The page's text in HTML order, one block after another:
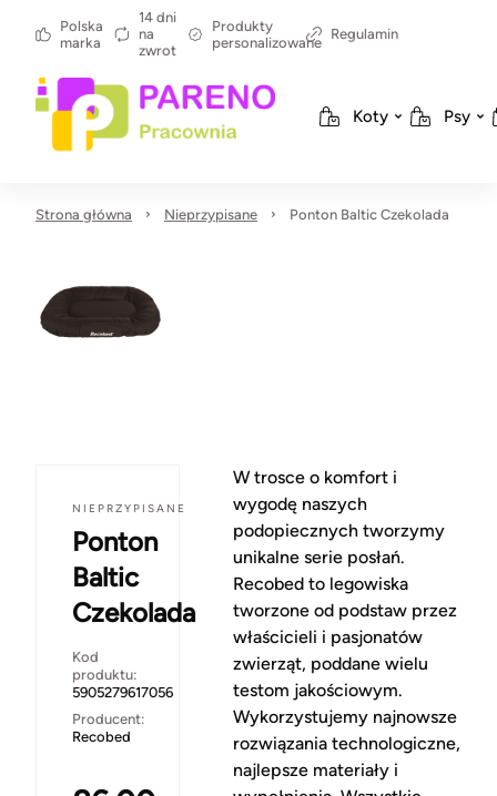
Polska
marka
14 dni
na
zwrot
Produkty
personalizowane Regulamin
Koty Psy
Strona główna Nieprzypisane Ponton Baltic Czekolada
NIEPRZYPISANE
Ponton
Baltic
Czekolada
Kod
produktu:
5905279617056
Producent:
Recobed
W trosce o komfort i
wygodę naszych
podopiecznych tworzymy
unikalne serie posłań.
Recobed to legowiska
tworzone od podstaw przez
właścicieli i pasjonatów
zwierząt, poddane wielu
testom jakościowym.
Wykorzystujemy najnowsze
rozwiązania technologiczne,
najlepsze materiały i